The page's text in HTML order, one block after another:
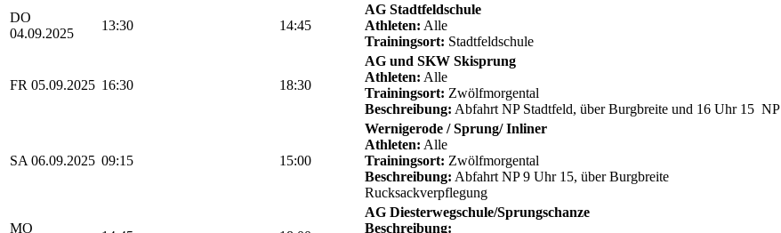
DO
04.09.2025
13:30 14:45
AG Stadtfeldschule
Athleten: Alle
Trainingsort: Stadtfeldschule
FR 05.09.2025 16:30 18:30
AG und SKW Skisprung
Athleten: Alle
Trainingsort: Zwölfmorgental
Beschreibung: Abfahrt NP Stadtfeld, über Burgbreite und 16 Uhr 15 NP
SA 06.09.2025 09:15 15:00
Wernigerode / Sprung/ Inliner
Athleten: Alle
Trainingsort: Zwölfmorgental
Beschreibung: Abfahrt NP 9 Uhr 15, über Burgbreite
Rucksackverpflegung
MO
AG Diesterwegschule/Sprungschanze
Beschreibung: